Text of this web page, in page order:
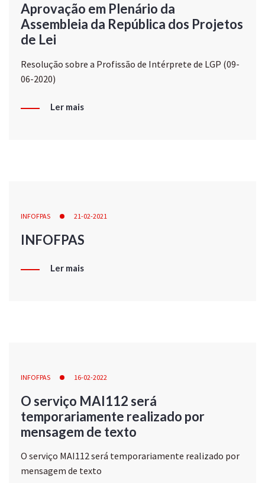
Aprovação em Plenário da
Assembleia da República dos Projetos
de Lei
Resolução sobre a Profissão de Intérprete de LGP (09-
06-2020)
Ler mais
INFOFPAS 21-02-2021
INFOFPAS
Ler mais
INFOFPAS 16-02-2022
O serviço MAI112 será
temporariamente realizado por
mensagem de texto
O serviço MAI112 será temporariamente realizado por
mensagem de texto